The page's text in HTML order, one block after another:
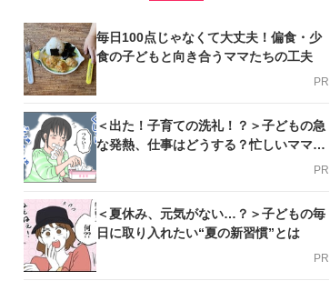
毎日100点じゃなくて大丈夫！偏食・少
食の子どもと向き合うママたちの工夫
PR
＜出た！子育ての洗礼！？＞子どもの急
な発熱、仕事はどうする？忙しいママを
PR
＜夏休み、元気がない…？＞子どもの毎
日に取り入れたい“夏の新習慣”とは
PR